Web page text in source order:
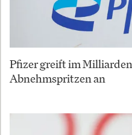
Pfizer greift im
Abnehmspritzen an